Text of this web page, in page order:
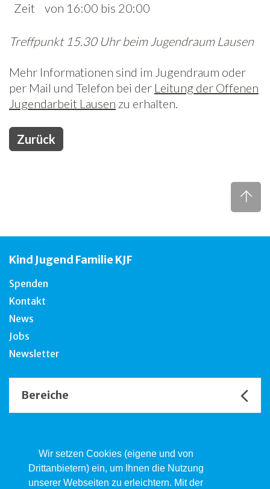
Wir setzen Cookies (eigene und von
Drittanbietern) ein, um Ihnen die Nutzung
unserer Webseiten zu erleichtern. Mit der
Zeit
von 16:00 bis 20:00
Treffpunkt 15.30 Uhr beim Jugendraum Lausen
Mehr Informationen sind im Jugendraum oder
per Mail und Telefon bei der Leitung der Offenen
Jugendarbeit Lausen zu erhalten.
Zurück
Kind Jugend Familie KJF
Spenden
Kontakt
News
Jobs
Newsletter
Bereiche